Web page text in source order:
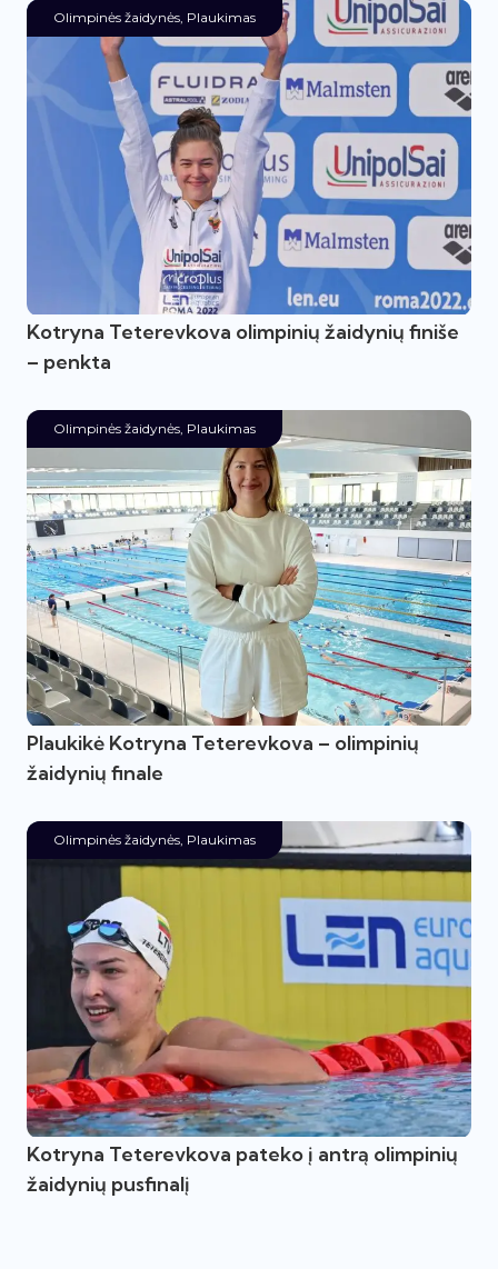
Olimpinės žaidynės Plaukimas
Kotryna Teterevkova olimpinių žaidynių finiše
– penkta
Olimpinės žaidynės Plaukimas
Plaukikė Kotryna Teterevkova – olimpinių
žaidynių finale
Olimpinės žaidynės Plaukimas
Kotryna Teterevkova pateko į antrą olimpinių
žaidynių pusfinalį